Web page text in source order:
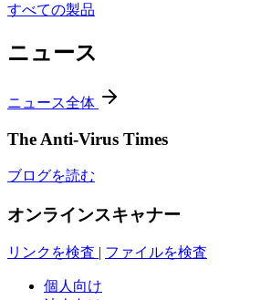
すべての製品
ニュース
ニュース全体
The Anti-Virus Times
ブログを読む
オンラインスキャナー
リンクを検査 | ファイルを検査
個人向け